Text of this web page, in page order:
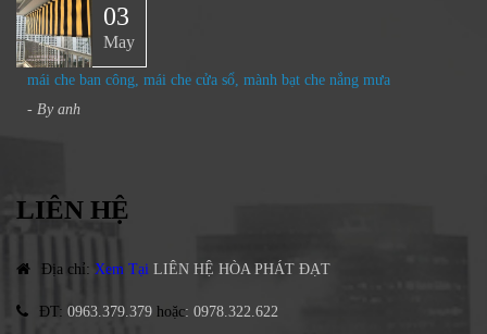
03
May
mái che ban công, mái che cửa sổ, mành bạt che nắng mưa
- By anh
LIÊN HỆ
Địa chỉ: Xem Tại LIÊN HỆ HÒA PHÁT ĐẠT
ĐT: 0963.379.379 hoặc: 0978.322.622